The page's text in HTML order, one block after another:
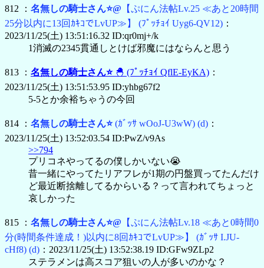
812 ： 名無しの騎士さん⭐@ 【ぷにん法帖Lv.25 ≪あと20時間
25分以内に13回ｶｷｺでLvUP≫】
(ﾌﾟｯﾁｮｲ Uyg6-QV12) ：
2023/11/25(土) 13:51:16.32 ID:qr0mj+/k
1消滅の2345貫通しとけば邪魔にはならんと思う
813 ： 名無しの騎士さん⭐ 🐣 (ﾌﾟｯﾁｮｲ QflE-EyKA) ：
2023/11/25(土) 13:51:53.95 ID:yhbg67f2
5-5とか余裕ちゃうの今回
814 ： 名無しの騎士さん⭐(ｶﾞｯｻ wOoJ-U3wW) (d) ：
2023/11/25(土) 13:52:03.54 ID:PwZ/v9As
>>794
プリコネやってるの僕しかいない😭
昔一緒にやってたリアフレが1期の円盤買ってたんだけ
ど最近断捨離してるからいる？って言われてちょっと
哀しかった
815 ： 名無しの騎士さん⭐@ 【ぷにん法帖Lv.18 ≪あと0時間0
分(時間条件達成！)以内に8回ｶｷｺでLvUP≫】
(ｶﾞｯｻ I.JU-
cHf8) (d) ：2023/11/25(土) 13:52:38.19 ID:GFw9ZLp2
ステラメンは高スコア狙いの人が多いのかな？